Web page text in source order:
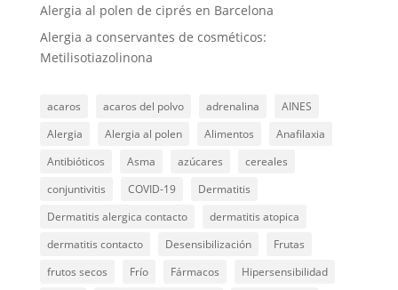
Alergia al polen de ciprés en Barcelona
Alergia a conservantes de cosméticos:
Metilisotiazolinona
acaros acaros del polvo adrenalina
AINES
Alergia
Alergia al polen Alimentos
Anafilaxia
Antibióticos
Asma azúcares
cereales
conjuntivitis
COVID-19
Dermatitis
Dermatitis alergica contacto
dermatitis atopica
dermatitis contacto
Desensibilización
Frutas
frutos secos
Frío Fármacos
Hipersensibilidad